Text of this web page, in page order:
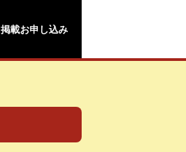
掲載お申し込み